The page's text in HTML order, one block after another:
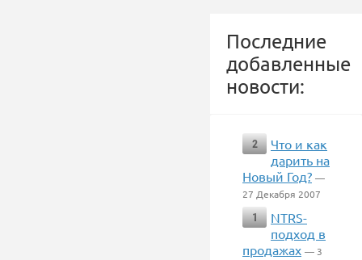
Последние
добавленные
новости:
2
Что и как
дарить на
Новый Год? —
27 Декабря 2007
1
NTRS-
подход в
продажах — 3